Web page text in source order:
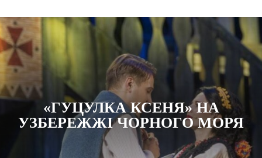
«ГУЦУЛКА КСЕНЯ» НА
УЗБЕРЕЖЖІ ЧОРНОГО МОРЯ